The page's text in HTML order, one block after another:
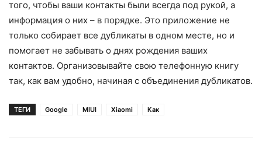
того, чтобы ваши контакты были всегда под рукой, а
информация о них – в порядке. Это приложение не
только собирает все дубликаты в одном месте, но и
помогает не забывать о днях рождения ваших
контактов. Организовывайте свою телефонную книгу
так, как вам удобно, начиная с объединения дубликатов.
ТЕГИ Google MIUI Xiaomi Как